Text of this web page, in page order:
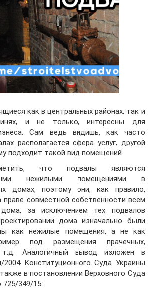
как в центральных районах, так и
и не только, интересны для
Сам ведь видишь, как часто
располагается сфера услуг, другой
подходит такой вид помещений.
что подвалы являются
нежилыми помещениями в
домах, поэтому они, как правило,
праве совместной собственности всем
за исключением тех подвалов
дома изначально были
как нежилые помещения, а не как
под размещения прачечных,
т.д. Аналогичный вывод изложен в
Конституционного Суда Украины
в постановлении Верховного Суда
725/349/15.